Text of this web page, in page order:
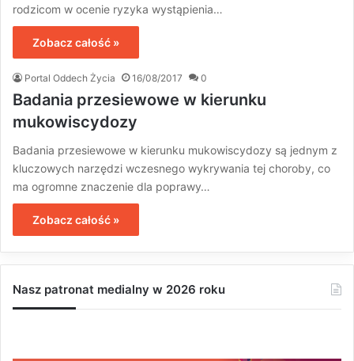
rodzicom w ocenie ryzyka wystąpienia…
Zobacz całość »
Portal Oddech Życia 16/08/2017 0
Badania przesiewowe w kierunku
mukowiscydozy
Badania przesiewowe w kierunku mukowiscydozy są jednym z
kluczowych narzędzi wczesnego wykrywania tej choroby, co
ma ogromne znaczenie dla poprawy…
Zobacz całość »
Nasz patronat medialny w 2026 roku